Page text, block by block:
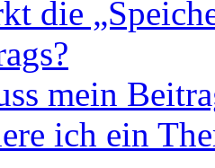
die
mein
ich ein